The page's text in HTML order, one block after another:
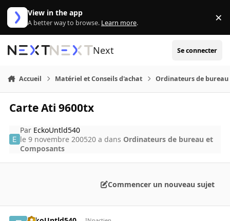
Aller au contenu
View in the app
A better way to browse. Learn more. ×
Next Se connecter
Accueil Matériel et Conseils d'achat Ordinateurs de bureau
Carte Ati 9600tx
Par EckoUntld540
le 9 novembre 200520 a dans Ordinateurs de bureau et
Composants
Commencer un nouveau sujet